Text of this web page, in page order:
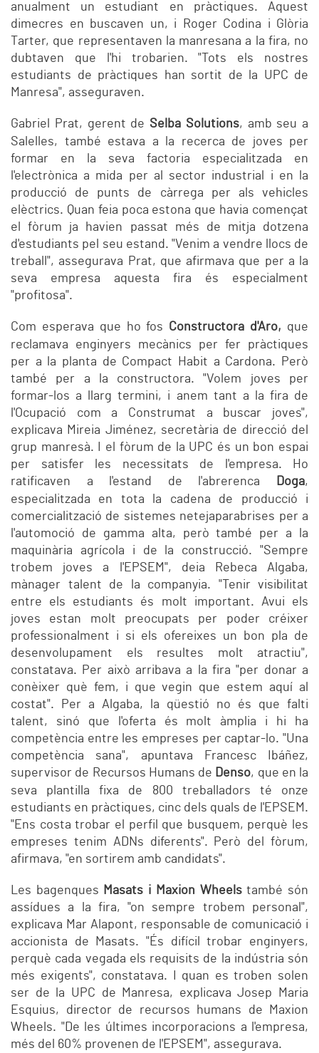
anualment un estudiant en pràctiques. Aquest
dimecres en buscaven un, i Roger Codina i Glòria
Tarter, que representaven la manresana a la fira, no
dubtaven que l'hi trobarien. "Tots els nostres
estudiants de pràctiques han sortit de la UPC de
Manresa", asseguraven.
Gabriel Prat, gerent de Selba Solutions, amb seu a
Salelles, també estava a la recerca de joves per
formar en la seva factoria especialitzada en
l'electrònica a mida per al sector industrial i en la
producció de punts de càrrega per als vehicles
elèctrics. Quan feia poca estona que havia començat
el fòrum ja havien passat més de mitja dotzena
d'estudiants pel seu estand. "Venim a vendre llocs de
treball", assegurava Prat, que afirmava que per a la
seva empresa aquesta fira és especialment
"profitosa".
Com esperava que ho fos Constructora d'Aro, que
reclamava enginyers mecànics per fer pràctiques
per a la planta de Compact Habit a Cardona. Però
també per a la constructora. "Volem joves per
formar-los a llarg termini, i anem tant a la fira de
l'Ocupació com a Construmat a buscar joves",
explicava Mireia Jiménez, secretària de direcció del
grup manresà. I el fòrum de la UPC és un bon espai
per satisfer les necessitats de l'empresa. Ho
ratificaven a l'estand de l'abrerenca
Doga,
especialitzada en tota la cadena de producció i
comercialització de sistemes netejaparabrises per a
l'automoció de gamma alta, però també per a la
maquinària agrícola i de la construcció. "Sempre
trobem joves a l'EPSEM", deia Rebeca Algaba,
mànager talent de la companyia. "Tenir visibilitat
entre els estudiants és molt important. Avui els
joves estan molt preocupats per poder créixer
professionalment i si els ofereixes un bon pla de
desenvolupament els resultes molt atractiu",
constatava. Per això arribava a la fira "per donar a
conèixer què fem, i que vegin que estem aquí al
costat". Per a Algaba, la qüestió no és que falti
talent, sinó que l'oferta és molt àmplia i hi ha
competència entre les empreses per captar-lo. "Una
competència sana", apuntava Francesc Ibáñez,
supervisor de Recursos Humans de Denso, que en la
seva plantilla fixa de 800 treballadors té onze
estudiants en pràctiques, cinc dels quals de l'EPSEM.
"Ens costa trobar el perfil que busquem, perquè les
empreses tenim ADNs diferents". Però del fòrum,
afirmava, "en sortirem amb candidats".
Les bagenques Masats i Maxion Wheelstambé són
assídues a la fira, "on sempre trobem personal",
explicava Mar Alapont, responsable de comunicació i
accionista de Masats. "És difícil trobar enginyers,
perquè cada vegada els requisits de la indústria són
més exigents", constatava. I quan es troben solen
ser de la UPC de Manresa, explicava Josep Maria
Esquius, director de recursos humans de Maxion
Wheels. "De les últimes incorporacions a l'empresa,
més del 60% provenen de l'EPSEM", assegurava.